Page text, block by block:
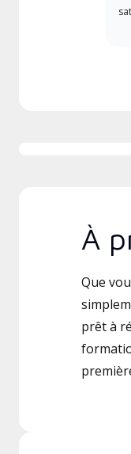
À
Que
prêt à